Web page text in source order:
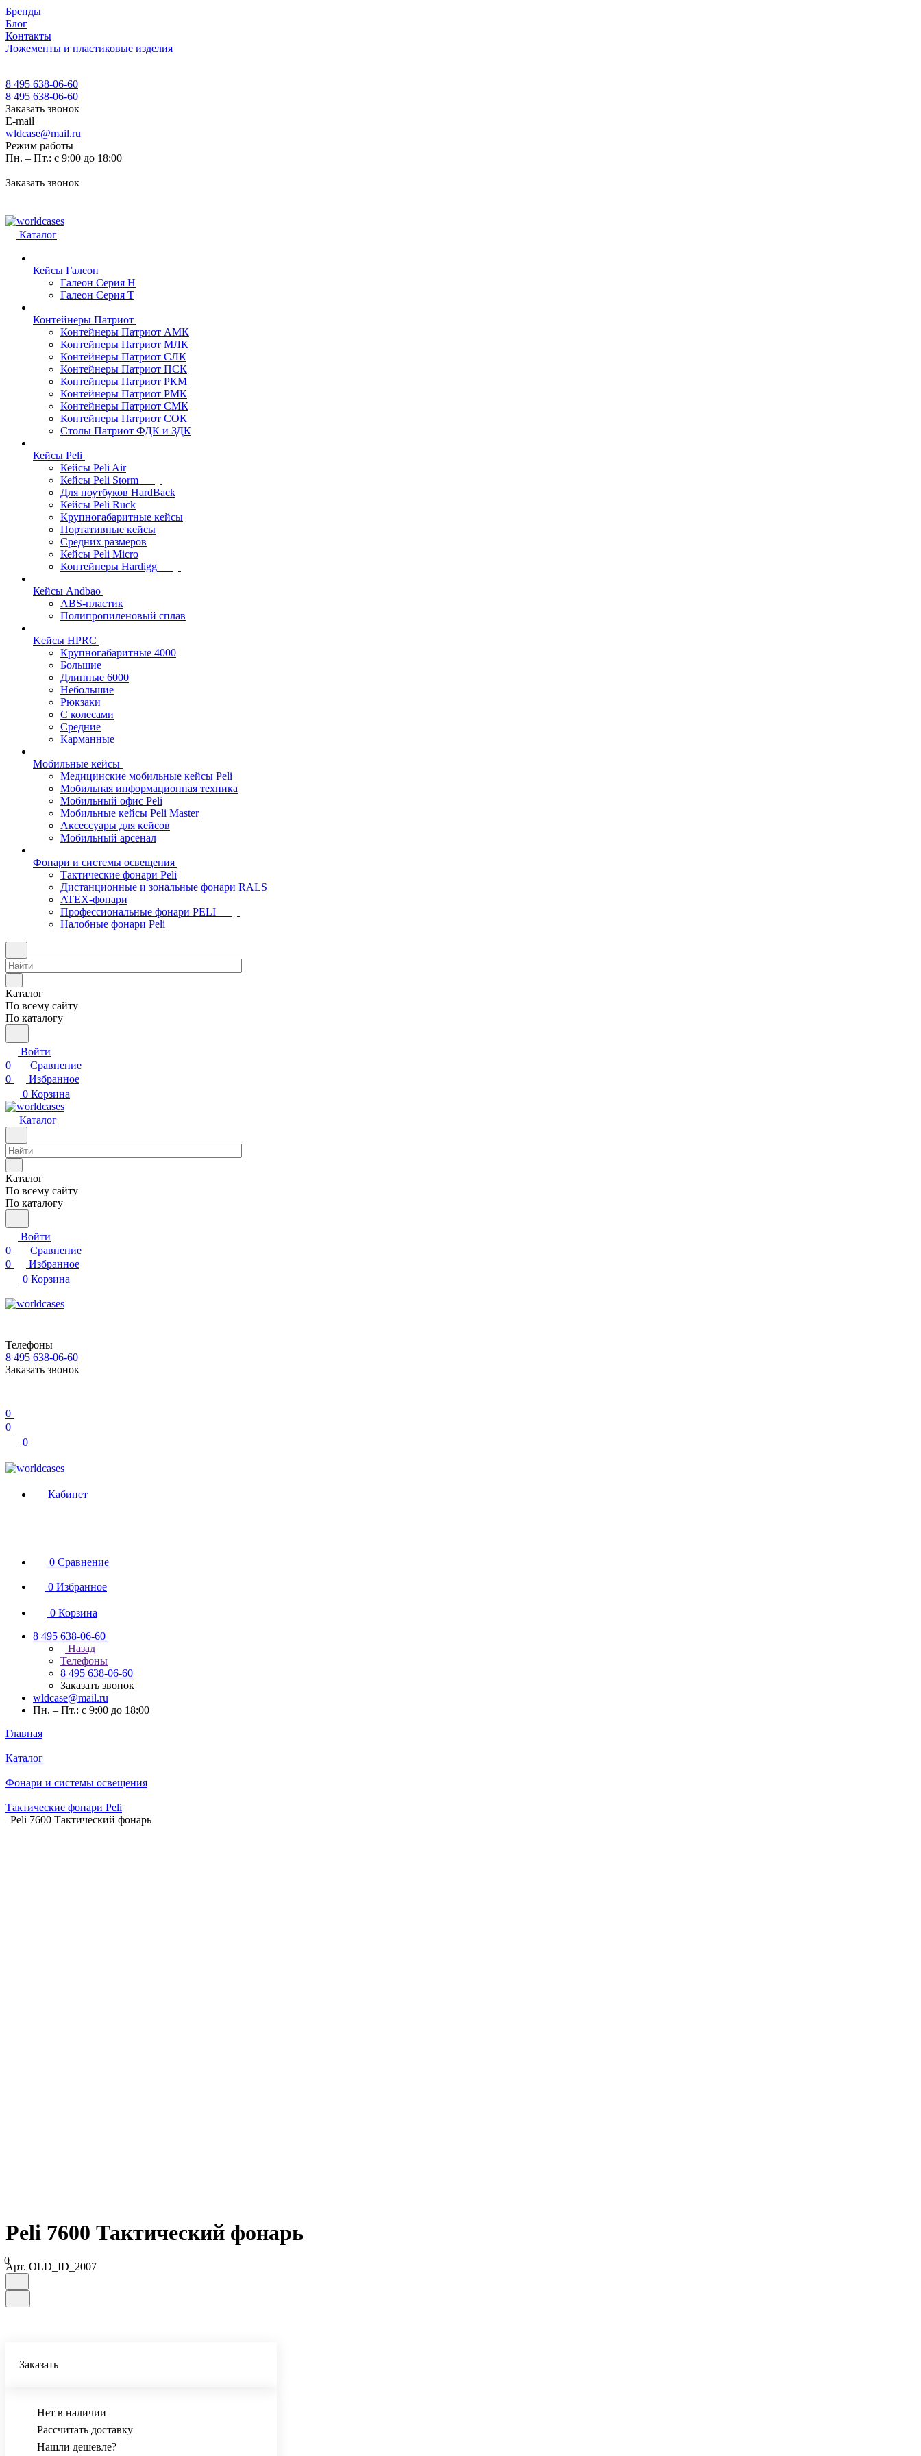
Бренды
Блог
Контакты
Ложементы и пластиковые изделия
8 495 638-06-60
8 495 638-06-60
Заказать звонок
E-mail
wldcase@mail.ru
Режим работы
Пн. – Пт.: с 9:00 до 18:00
Заказать звонок
Каталог
Кейсы Галеон
Галеон Серия Н
Галеон Серия Т
Контейнеры Патриот
Контейнеры Патриот АМК
Контейнеры Патриот МЛК
Контейнеры Патриот CЛК
Контейнеры Патриот ПСК
Контейнеры Патриот РКМ
Контейнеры Патриот РМК
Контейнеры Патриот СМК
Контейнеры Патриот СОК
Столы Патриот ФДК и ЗДК
Кейсы Peli
Кейсы Peli Air
Кейсы Peli Storm
Для ноутбуков HardBack
Кейсы Peli Ruck
Крупногабаритные кейсы
Портативные кейсы
Средних размеров
Кейсы Peli Micro
Контейнеры Hardigg
Кейсы Andbao
ABS-пластик
Полипропиленовый сплав
Kейсы HPRC
Крупногабаритные 4000
Большие
Длинные 6000
Небольшие
Рюкзаки
С колесами
Средние
Карманные
Мобильные кейсы
Медицинские мобильные кейсы Peli
Мобильная информационная техника
Мобильный офис Peli
Мобильные кейсы Peli Master
Аксессуары для кейсов
Мобильный арсенал
Фонари и системы освещения
Тактические фонари Peli
Дистанционные и зональные фонари RALS
ATEX-фонари
Профессиональные фонари PELI
Налобные фонари Peli
Каталог
По всему сайту
По каталогу
Войти
0
Сравнение
0
Избранное
0 Корзина
Каталог
Каталог
По всему сайту
По каталогу
Войти
0
Сравнение
0
Избранное
0 Корзина
Телефоны
8 495 638-06-60
Заказать звонок
0
0
0
Кабинет
0 Сравнение
0 Избранное
0 Корзина
8 495 638-06-60
Назад
Телефоны
8 495 638-06-60
Заказать звонок
wldcase@mail.ru
Пн. – Пт.: с 9:00 до 18:00
Главная
Каталог
Фонари и системы освещения
Тактические фонари Peli
Peli 7600 Тактический фонарь
Peli 7600 Тактический фонарь
0
Арт. OLD_ID_2007
Заказать
Нет в наличии
Рассчитать доставку
Нашли дешевле?